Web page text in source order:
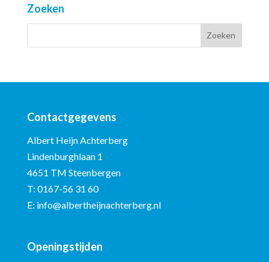
Zoeken
Contactgegevens
Albert Heijn Achterberg
Lindenburghlaan 1
4651 TM Steenbergen
T: 0167-56 31 60
E: info@albertheijnachterberg.nl
Openingstijden